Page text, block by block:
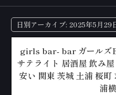
日別アーカイブ: 2025年5月29
girls bar- bar ガールズ
サテライト 居酒屋 飲み
安い 関東 茨城 土浦 桜町
浦